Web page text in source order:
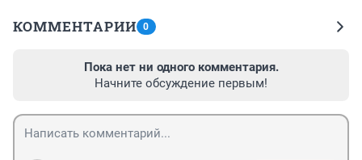
КОММЕНТАРИИ 0
Пока нет ни одного комментария.
Начните обсуждение первым!